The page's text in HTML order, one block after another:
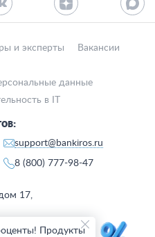
и эксперты
Вакансии
данные
в IT
support@bankiros.ru
8 (800) 777-98-47
17,
Продукты